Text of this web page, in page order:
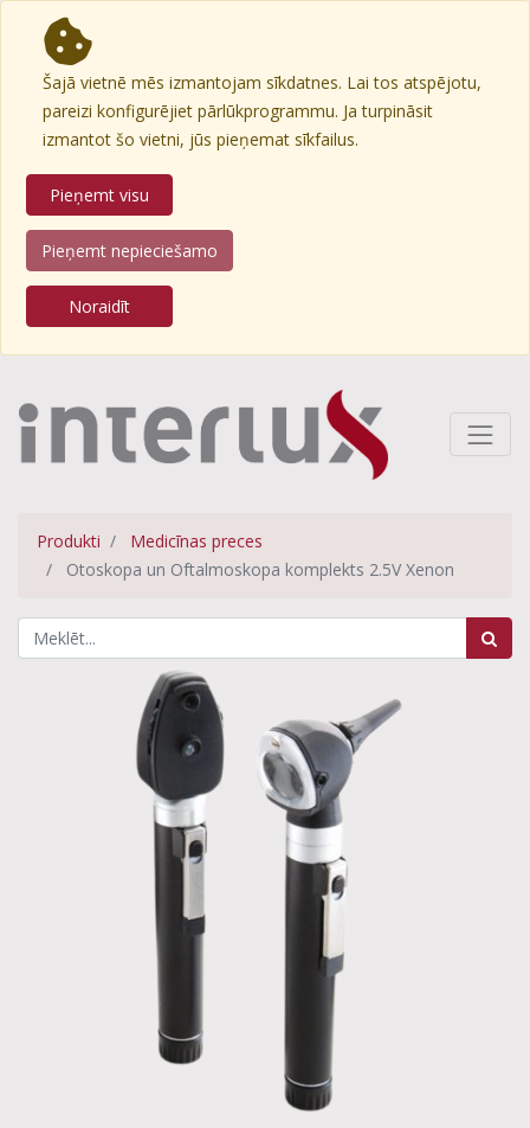
Šajā vietnē mēs izmantojam sīkdatnes. Lai tos atspējotu,
pareizi konfigurējiet pārlūkprogrammu. Ja turpināsit
izmantot šo vietni, jūs pieņemat sīkfailus.
Pieņemt visu
Pieņemt nepieciešamo
Noraidīt
Produkti
Medicīnas preces
Otoskopa un Oftalmoskopa komplekts 2.5V Xenon